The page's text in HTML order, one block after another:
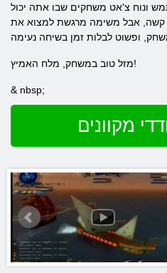
ונוח צ'אט משחקים שבו אתה יכול
קשה, אבל משימה מרגשת למצוא את
מזל טוב במשחק, מלח האמיץ!
& nbsp;
מקוונים